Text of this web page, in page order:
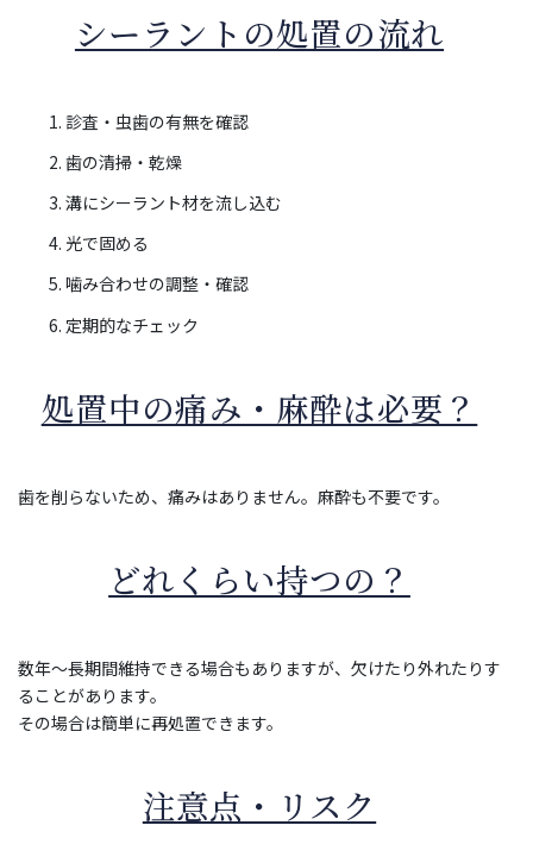
シーラントの処置の流れ
診査・虫歯の有無を確認
歯の清掃・乾燥
溝にシーラント材を流し込む
光で固める
噛み合わせの調整・確認
定期的なチェック
処置中の痛み・麻酔は必要？
歯を削らないため、痛みはありません。麻酔も不要です。
どれくらい持つの？
数年〜長期間維持できる場合もありますが、欠けたり外れたりす
ることがあります。
その場合は簡単に再処置できます。
注意点・リスク